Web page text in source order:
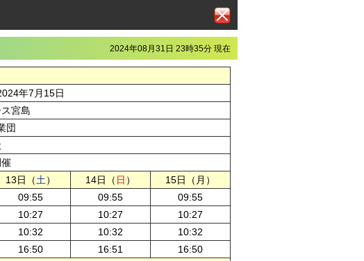
2024年08月31日 23時35分 現在
年7月15日
宮島
団
13日（土） 14日（ 日 ）
15日（月）
09:55 09:55
09:55
10:27 10:27
10:27
10:32 10:32
10:32
16:50 16:51
16:50